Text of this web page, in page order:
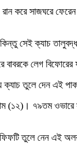
করে সাজঘরে
সেই ক্যাচ
লেগ
ক্যাচ তুলে দেন এই
(১২)। ৭৯তম
তুলে নেন এই